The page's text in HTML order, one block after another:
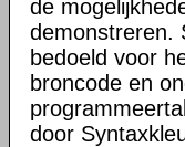
de
demonstreren.
bedoeld voor
broncode en
door